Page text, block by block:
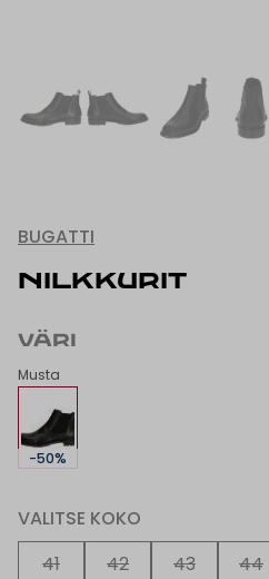
BUGATTI
NILKKURIT
VÄRI
Musta
-50%
VALITSE KOKO
41
42 43 44